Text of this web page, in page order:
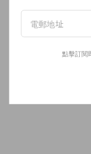
點擊訂閱